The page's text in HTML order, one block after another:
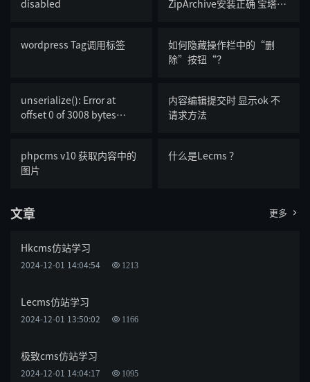
disabled
ZipArchive安装正确 宝塔服
wordpress Tag调用标签
如何隐藏操作栏中的“删
除”按钮“？
unserialize(): Error at
offset 0 of 3008 bytes
内容编辑提交时 显示ok 不
请求方法
phpcms v10 获取内容中的
图片
什么是Lecms ？
文章 更多 
Hkcms仿站学习
2024-12-01 14:04:54 1213
Lecms仿站学习
2024-12-01 13:50:02 1166
极致cms仿站学习
2024-12-01 14:04:17 1095